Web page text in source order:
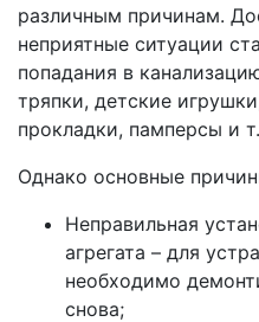
различным причинам.
неприятные ситуации
попадания в
тряпки, детские
прокладки, памперсы и
Однако основные
Неправильная
агрегата – для
необходимо
снова;